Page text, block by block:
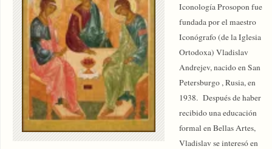
Iconología Prosopon fue
fundada por el maestro
Iconógrafo (de la Iglesia
Ortodoxa) Vladislav
Andrejev, nacido en San
Petersburgo , Rusia, en
1938. Después de haber
recibido una educación
formal en Bellas Artes,
Vladislav se interesó en